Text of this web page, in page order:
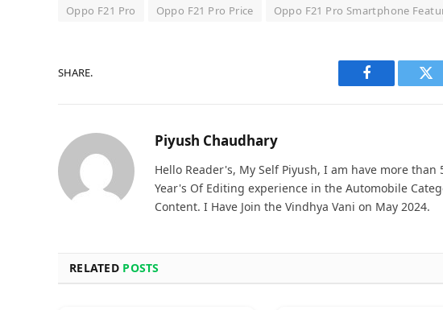
Oppo F21 Pro Oppo F21 Pro Price Oppo F21 Pro Smartphone
SHARE.
Facebook
Piyush Chaudhary
Hello Reader's, My Self Piyush, I am have more
Year's Of Editing experience in the Automobile
Content. I Have Join the Vindhya Vani on May 2024.
RELATED POSTS